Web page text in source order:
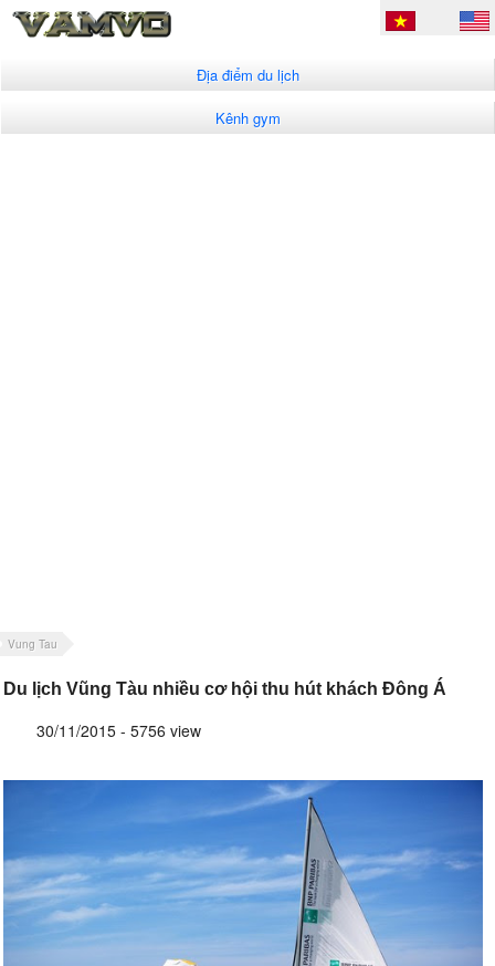
Địa điểm du lịch
Kênh gym
Vung Tau
Du lịch Vũng Tàu nhiều cơ hội thu hút khách Đông Á
30/11/2015 - 5756 view